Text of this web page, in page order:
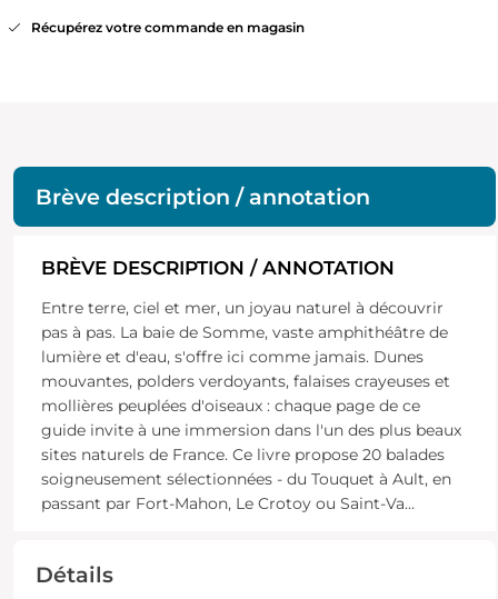
Récupérez votre commande en magasin
Brève description / annotation
BRÈVE DESCRIPTION / ANNOTATION
Entre terre, ciel et mer, un joyau naturel à découvrir
pas à pas. La baie de Somme, vaste amphithéâtre de
lumière et d'eau, s'offre ici comme jamais. Dunes
mouvantes, polders verdoyants, falaises crayeuses et
mollières peuplées d'oiseaux : chaque page de ce
guide invite à une immersion dans l'un des plus beaux
sites naturels de France. Ce livre propose 20 balades
soigneusement sélectionnées - du Touquet à Ault, en
passant par Fort-Mahon, Le Crotoy ou Saint-Va...
Détails